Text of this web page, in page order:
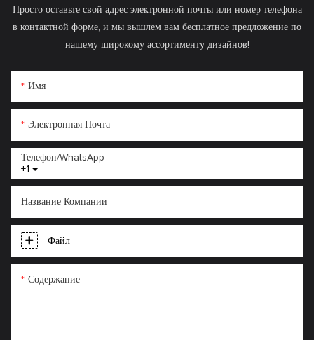
Просто оставьте свой адрес электронной почты или номер телефона
в контактной форме, и мы вышлем вам бесплатное предложение по
нашему широкому ассортименту дизайнов!
Имя
Электронная Почта
+1
Телефон/WhatsApp
Название Компании
Файл
Содержание